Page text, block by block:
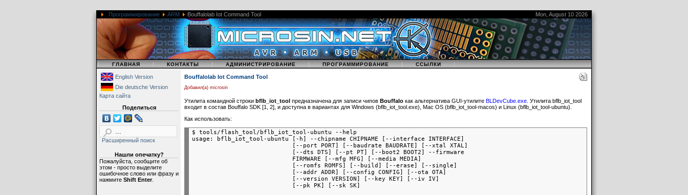
Программирование ARM Bouffalolab Iot Command Tool Mon, August 10 2026
| ГЛАВНАЯ | КОНТАКТЫ | АДМИНИСТРИРОВАНИЕ | ПРОГРАММИРОВАНИЕ | ССЫЛКИ |
English Version
Die deutsche Version
Карта сайта
Поделиться
Расширенный поиск
Нашли опечатку?
Пожалуйста, сообщите об
этом - просто выделите
ошибочное слово или фразу и
нажмите Shift Enter.
Bouffalolab Iot Command Tool
Добавил(а) microsin
Утилита командной строки bflb_iot_tool предназначена для записи чипов Bouffalo как альтернатива GUI-утилите BLDevCube.exe . Утилита bflb_iot_tool
входит в состав Bouffalo SDK [1, 2], и доступна в вариантах для Windows (bflb_iot_tool.exe), Mac OS (bflb_iot_tool-macos) и Linux (bflb_iot_tool-ubuntu).
Как использовать:
$ tools/flash_tool/bflb_iot_tool-ubuntu --help
usage: bflb_iot_tool-ubuntu [-h] --chipname CHIPNAME [--interface INTERFACE]
                            [--port PORT] [--baudrate BAUDRATE] [--xtal XTAL]
                            [--dts DTS] [--pt PT] [--boot2 BOOT2] --firmware
                            FIRMWARE [--mfg MFG] [--media MEDIA]
                            [--romfs ROMFS] [--build] [--erase] [--single]
                            [--addr ADDR] [--config CONFIG] [--ota OTA]
                            [--version VERSION] [--key KEY] [--iv IV]